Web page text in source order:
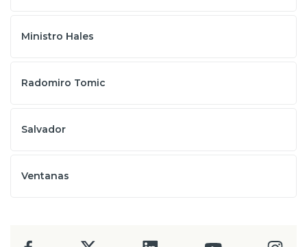
Ministro Hales
Radomiro Tomic
Salvador
Ventanas